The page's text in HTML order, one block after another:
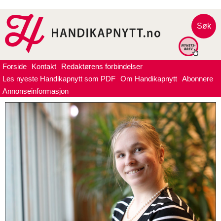
Søk
Forside Kontakt
Redaktørens forbindelser
Les nyeste Handikapnytt som PDF Om Handikapnytt Abonnere
Annonseinformasjon